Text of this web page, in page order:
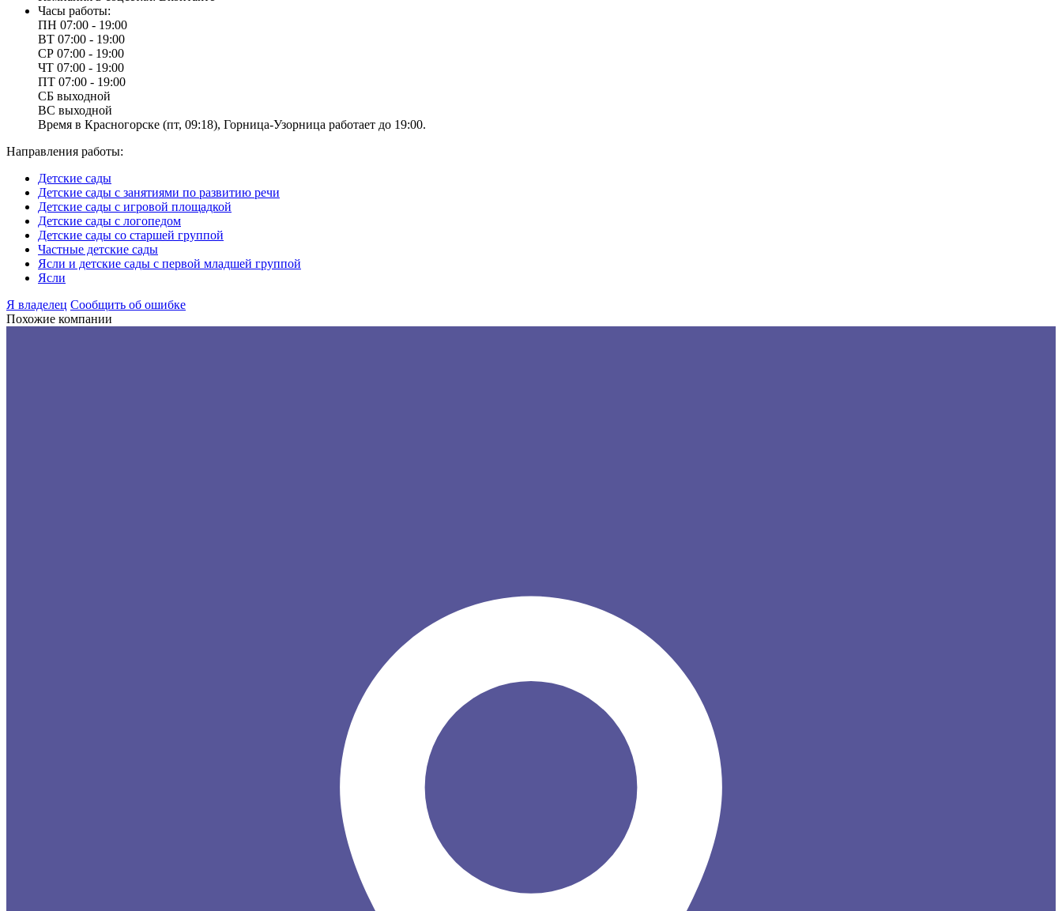
Часы работы:
ПН 07:00 - 19:00
ВТ 07:00 - 19:00
СР 07:00 - 19:00
ЧТ 07:00 - 19:00
ПТ 07:00 - 19:00
СБ выходной
ВС выходной
Время в Красногорске (пт, 09:18), Горница-Узорница работает до 19:00.
Направления работы:
Детские сады
Детские сады с занятиями по развитию речи
Детские сады с игровой площадкой
Детские сады с логопедом
Детские сады со старшей группой
Частные детские сады
Ясли и детские сады с первой младшей группой
Ясли
Я владелец Сообщить об ошибке
Похожие компании